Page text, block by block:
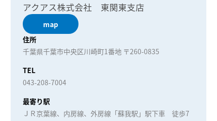
アクアス株式会社 東関東支店
map
住所
千葉県千葉市中央区川崎町1番地 〒260-0835
TEL
043-208-7004
最寄り駅
ＪＲ京葉線、内房線、外房線「蘇我駅」駅下車 徒歩7